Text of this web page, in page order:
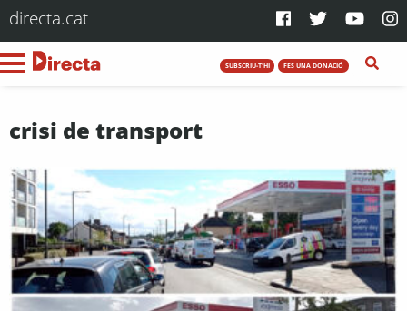
directa.cat
SUBSCRIU-T'HI FES UNA DONACIÓ
crisi de transport